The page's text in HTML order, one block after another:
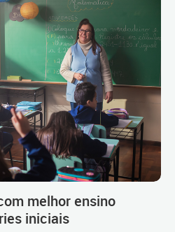
melhor ensino
iniciais